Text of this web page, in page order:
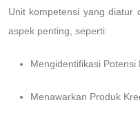
Unit kompetensi yang diatur
aspek penting, seperti:
Mengidentifikasi Potensi
Menawarkan Produk